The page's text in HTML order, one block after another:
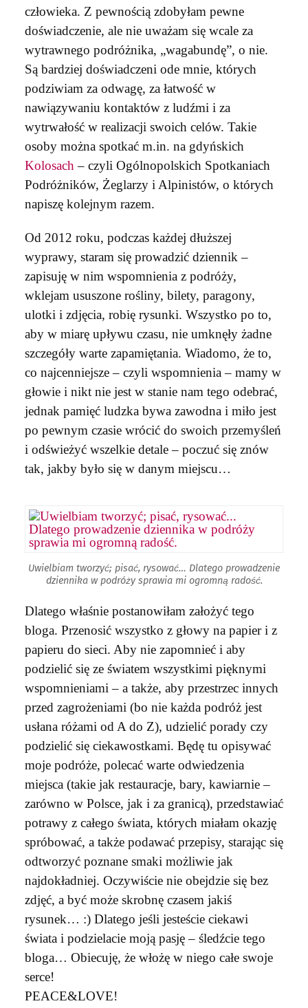
człowieka. Z pewnością zdobyłam pewne
doświadczenie, ale nie uważam się wcale za
wytrawnego podróżnika, „wagabundę”, o nie.
Są bardziej doświadczeni ode mnie, których
podziwiam za odwagę, za łatwość w
nawiązywaniu kontaktów z ludźmi i za
wytrwałość w realizacji swoich celów. Takie
osoby można spotkać m.in. na gdyńskich
Kolosach– czyli Ogólnopolskich Spotkaniach
Podróżników, Żeglarzy i Alpinistów, o których
napiszę kolejnym razem.
Od 2012 roku, podczas każdej dłuższej
wyprawy, staram się prowadzić dziennik –
zapisuję w nim wspomnienia z podróży,
wklejam ususzone rośliny, bilety, paragony,
ulotki i zdjęcia, robię rysunki. Wszystko po to,
aby w miarę upływu czasu, nie umknęły żadne
szczegóły warte zapamiętania. Wiadomo, że to,
co najcenniejsze – czyli wspomnienia – mamy w
głowie i nikt nie jest w stanie nam tego odebrać,
jednak pamięć ludzka bywa zawodna i miło jest
po pewnym czasie wrócić do swoich przemyśleń
i odświeżyć wszelkie detale – poczuć się znów
tak, jakby było się w danym miejscu…
Uwielbiam tworzyć; pisać, rysować… Dlatego prowadzenie
dziennika w podróży sprawia mi ogromną radość.
Dlatego właśnie postanowiłam założyć tego
bloga. Przenosić wszystko z głowy na papier i z
papieru do sieci. Aby nie zapomnieć i aby
podzielić się ze światem wszystkimi pięknymi
wspomnieniami – a także, aby przestrzec innych
przed zagrożeniami (bo nie każda podróż jest
usłana różami od A do Z), udzielić porady czy
podzielić się ciekawostkami. Będę tu opisywać
moje podróże, polecać warte odwiedzenia
miejsca (takie jak restauracje, bary, kawiarnie –
zarówno w Polsce, jak i za granicą), przedstawiać
potrawy z całego świata, których miałam okazję
spróbować, a także podawać przepisy, starając się
odtworzyć poznane smaki możliwie jak
najdokładniej. Oczywiście nie obejdzie się bez
zdjęć, a być może skrobnę czasem jakiś
rysunek… :) Dlatego jeśli jesteście ciekawi
świata i podzielacie moją pasję – śledźcie tego
bloga… Obiecuję, że włożę w niego całe swoje
serce!
PEACE&LOVE!